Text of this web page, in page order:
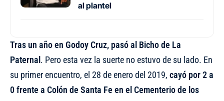
al plantel
Tras un año en Godoy Cruz, pasó al Bicho de La
Paternal . Pero esta vez la suerte no estuvo de su lado. En
su primer encuentro, el 28 de enero del 2019, cayó por 2 a
0 frente a Colón de Santa Fe en el Cementerio de los